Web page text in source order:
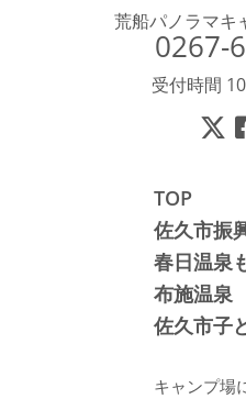
荒船パノラマキ
0267-
受付時間
TOP
佐久市振
春日温泉
布施温泉
佐久市子
キャンプ場